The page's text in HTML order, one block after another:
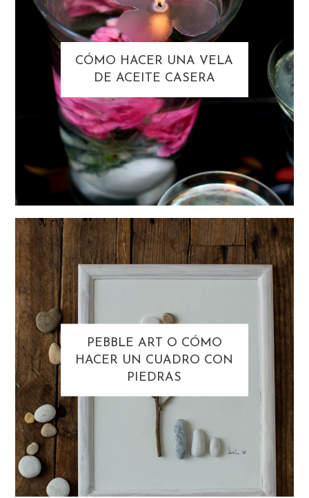
CÓMO HACER UNA VELA
DE ACEITE CASERA
PEBBLE ART O CÓMO
HACER UN CUADRO CON
PIEDRAS